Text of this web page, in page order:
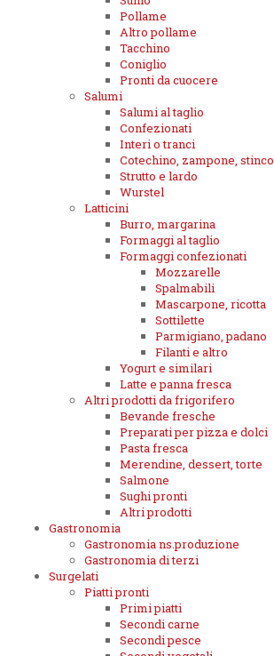
Pollame
Altro pollame
Tacchino
Coniglio
Pronti da cuocere
Salumi
Salumi al taglio
Confezionati
Interi o tranci
Cotechino, zampone, stinco
Strutto e lardo
Wurstel
Latticini
Burro, margarina
Formaggi al taglio
Formaggi confezionati
Mozzarelle
Spalmabili
Mascarpone, ricotta
Sottilette
Parmigiano, padano
Filanti e altro
Yogurt e similari
Latte e panna fresca
Altri prodotti da frigorifero
Bevande fresche
Preparati per pizza e dolci
Pasta fresca
Merendine, dessert, torte
Salmone
Sughi pronti
Altri prodotti
Gastronomia
Gastronomia ns.produzione
Gastronomia di terzi
Surgelati
Piatti pronti
Primi piatti
Secondi carne
Secondi pesce